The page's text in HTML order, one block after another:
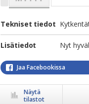
Tekniset tiedot
Lisätiedot Nyt
Jaa Facebookissa
Näytä
tilastot